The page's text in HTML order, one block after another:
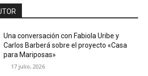
Una conversación con Fabiola Uribe y
Carlos Barberá sobre el proyecto «Casa
para Mariposas»
17 julio, 2026